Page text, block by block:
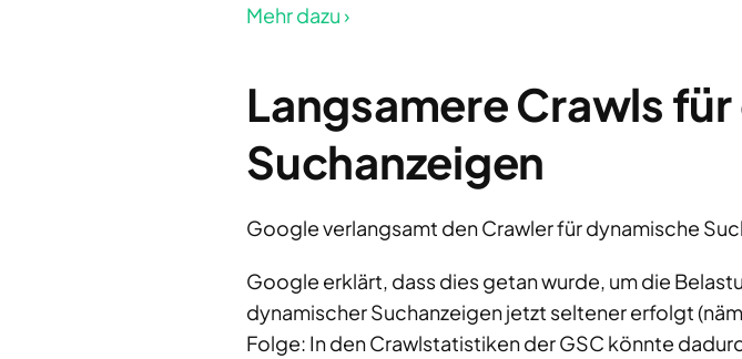
Mehr dazu ›
Langsamere Crawls
Suchanzeigen
Google verlangsamt den Crawler für dynamische
Google erklärt, dass dies getan wurde, um die
dynamischer Suchanzeigen jetzt seltener erfolgt
Folge: In den Crawlstatistiken der GSC könnte